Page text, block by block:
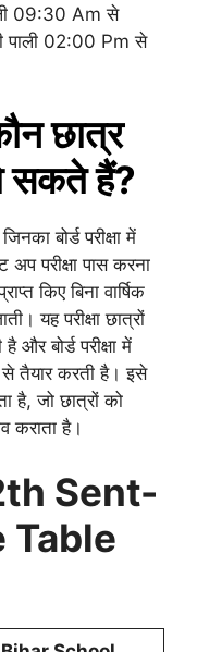
09:30 Am से
पाली 02:00 Pm से
छात्र
सकते हैं?
बोर्ड परीक्षा में
परीक्षा पास करना
किए बिना वार्षिक
यह परीक्षा छात्रों
और बोर्ड परीक्षा में
तैयार करती है। इसे
है, जो छात्रों को
कराता है।
Sent-
Table